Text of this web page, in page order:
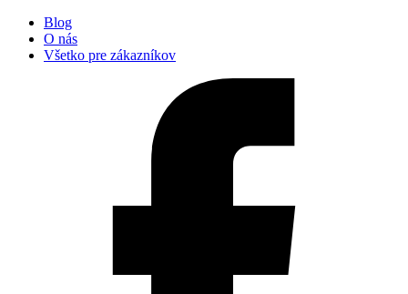
Blog
O nás
Všetko pre zákazníkov